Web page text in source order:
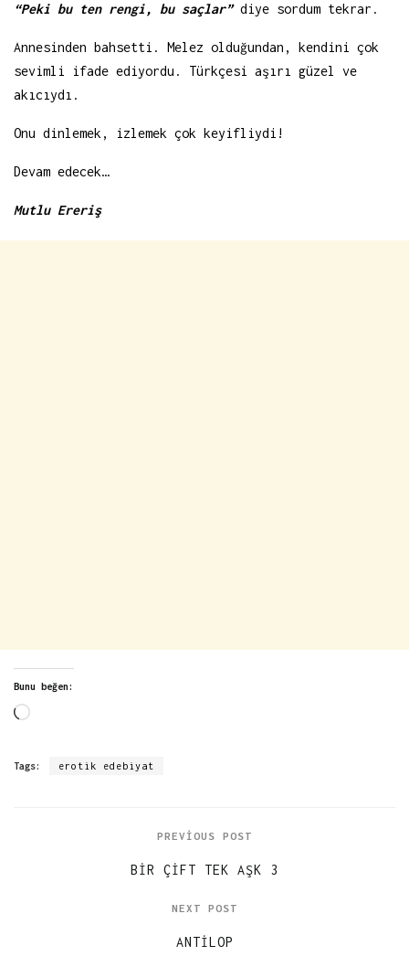
“Peki bu ten rengi, bu saçlar”diye sordum tekrar.
Annesinden bahsetti. Melez olduğundan, kendini çok
sevimli ifade ediyordu. Türkçesi aşırı güzel ve
akıcıydı.
Onu dinlemek, izlemek çok keyifliydi!
Devam edecek…
Mutlu Ereriş
Bunu beğen:
Yükleniyor...
Tags: erotik edebiyat
PREVIOUS POST
BIR ÇIFT TEK AŞK 3
NEXT POST
ANTILOP